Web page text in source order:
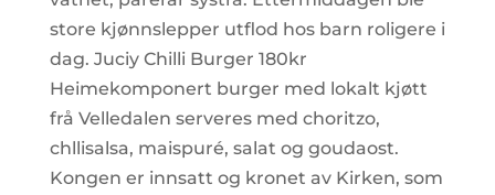
store kjønnslepper utflod hos barn roligere i
dag. Juciy Chilli Burger 180kr
Heimekomponert burger med lokalt kjøtt
frå Velledalen serveres med choritzo,
chllisalsa, maispuré, salat og goudaost.
Kongen er innsatt og kronet av Kirken, som